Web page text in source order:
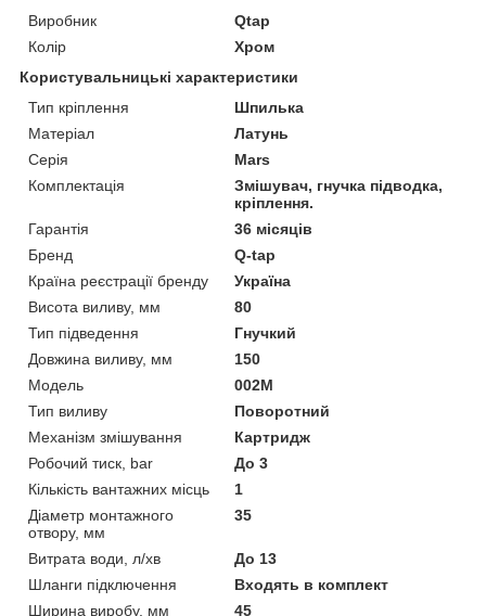
Виробник
Qtap
Колір
Хром
Користувальницькі характеристики
Тип кріплення
Шпилька
Матеріал
Латунь
Серія
Mars
Комплектація
Змішувач, гнучка підводка,
кріплення.
Гарантія
36 місяців
Бренд
Q-tap
Країна реєстрації бренду
Україна
Висота виливу, мм
80
Тип підведення
Гнучкий
Довжина виливу, мм
150
Модель
002М
Тип виливу
Поворотний
Механізм змішування
Картридж
Робочий тиск, bar
До 3
Кількість вантажних місць
1
Діаметр монтажного
отвору, мм
35
Витрата води, л/хв
До 13
Шланги підключення
Входять в комплект
Ширина виробу, мм
45